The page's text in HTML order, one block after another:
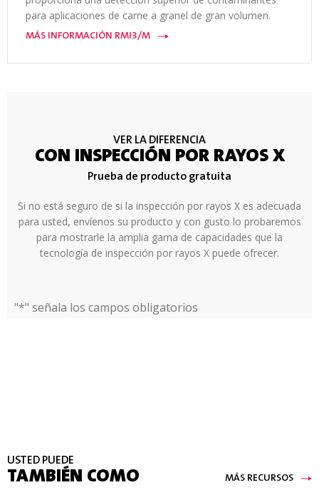
para aplicaciones de carne a granel de gran volumen.
MÁS INFORMACIÓN RMI3/M
VER LA DIFERENCIA
CON INSPECCIÓN POR RAYOS X
Prueba de producto gratuita
Si no está seguro de si la inspección por rayos X es adecuada
para usted, envíenos su producto y con gusto lo probaremos
para mostrarle la amplia gama de capacidades que la
tecnología de inspección por rayos X puede ofrecer.
"*" señala los campos obligatorios
USTED PUEDE
TAMBIÉN COMO MÁS RECURSOS